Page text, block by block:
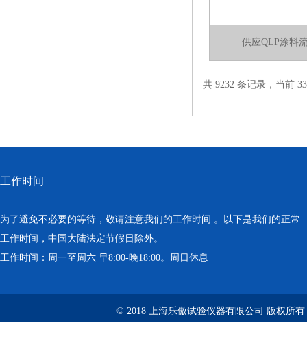
供应QLP涂料
共 9232 条记录，当前
工作时间
为了避免不必要的等待，敬请注意我们的工作时间 。以下是我们的正常
工作时间，中国大陆法定节假日除外。
工作时间：周一至周六 早8:00-晚18:00。周日休息
© 2018 上海乐傲试验仪器有限公司 版权所